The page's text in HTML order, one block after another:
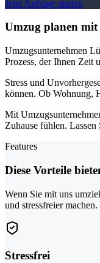
Jetzt Anfrage starten
Umzug planen mit
Umzugsunternehmen
Prozess, der Ihnen Zeit
Stress und
können. Ob Wohnung,
Mit
Zuhause fühlen.
Features
Diese Vorteile
Wenn Sie mit uns
und stressfreier machen.
Stressfrei